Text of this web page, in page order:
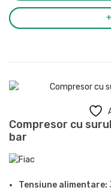
Compresor cu
bar
Tensiune alimentare: